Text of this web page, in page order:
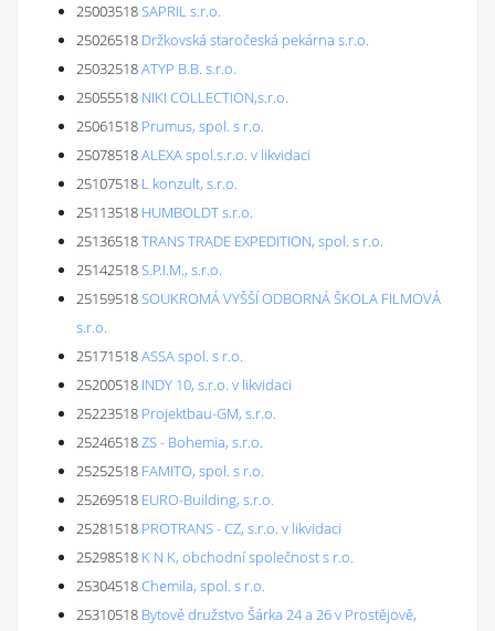
25003518SAPRIL s.r.o.
25026518 Držkovská staročeská pekárna s.r.o.
25032518ATYP B.B. s.r.o.
25055518 NIKI COLLECTION,s.r.o.
25061518 Prumus, spol. s r.o.
25078518ALEXA spol.s.r.o. v likvidaci
25107518 L konzult, s.r.o.
25113518 HUMBOLDT s.r.o.
25136518TRANS TRADE EXPEDITION, spol. s r.o.
25142518S.P.I.M., s.r.o.
25159518SOUKROMÁ VYŠŠÍ ODBORNÁ ŠKOLA FILMOVÁ
s.r.o.
25171518ASSA spol. s r.o.
25200518 INDY 10, s.r.o. v likvidaci
25223518 Projektbau-GM, s.r.o.
25246518ZS - Bohemia, s.r.o.
25252518 FAMITO, spol. s r.o.
25269518 EURO-Building, s.r.o.
25281518 PROTRANS - CZ, s.r.o. v likvidaci
25298518 K N K, obchodní společnost s r.o.
25304518Chemila, spol. s r.o.
25310518 Bytové družstvo Šárka 24 a 26 v Prostějově,